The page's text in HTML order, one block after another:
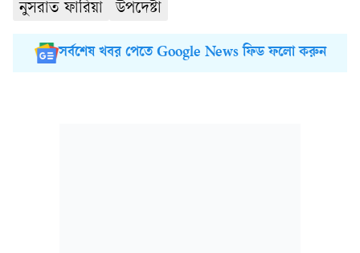
নুসরাত ফারিয়া
উপদেষ্টা
সর্বশেষ খবর পেতে Google News ফিড ফলো করুন